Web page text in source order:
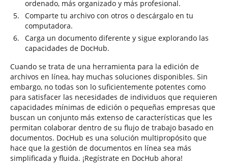
ordenado, más organizado y más profesional.
Comparte tu archivo con otros o descárgalo en tu
computadora.
Carga un documento diferente y sigue explorando las
capacidades de DocHub.
Cuando se trata de una herramienta para la edición de
archivos en línea, hay muchas soluciones disponibles. Sin
embargo, no todas son lo suficientemente potentes como
para satisfacer las necesidades de individuos que requieren
capacidades mínimas de edición o pequeñas empresas que
buscan un conjunto más extenso de características que les
permitan colaborar dentro de su flujo de trabajo basado en
documentos. DocHub es una solución multipropósito que
hace que la gestión de documentos en línea sea más
simplificada y fluida. ¡Regístrate en DocHub ahora!